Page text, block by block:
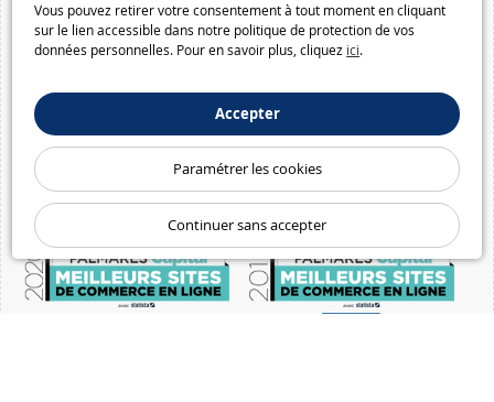
Vous pouvez retirer votre consentement à tout moment en cliquant
sur le lien accessible dans notre politique de protection de vos
données personnelles. Pour en savoir plus, cliquez ici.
Accepter
Paramétrer les cookies
Continuer sans accepter